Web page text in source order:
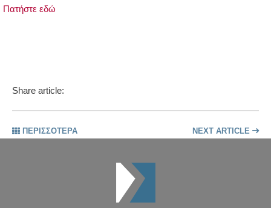
Πατήστε εδώ
Share article:
ΠΕΡΙΣΣΟΤΕΡΑ NEXT ARTICLE